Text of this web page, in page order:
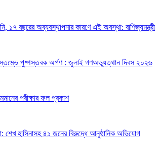
১৭ বছরের অব্যবস্থাপনার কারণে এই অবস্থা: বাণিজ্যমন্ত্রী
পুষ্পস্তবক অর্পণ : জুলাই গণঅভ্যুত্থান দিবস ২০২৬
পরীক্ষার ফল প্রকাশ
শেখ হাসিনাসহ ৪১ জনের বিরুদ্ধে আনুষ্ঠানিক অভিযোগ